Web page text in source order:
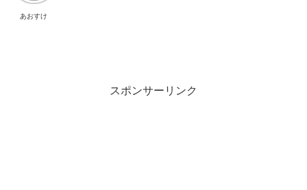
あおすけ
スポンサーリンク